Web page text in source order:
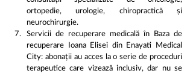
ortopedie, urologie, chiropractică și
neurochirurgie.
Servicii de recuperare medicală în Baza de
recuperare Ioana Elisei din Enayati Medical
City: abonații au acces la o serie de proceduri
terapeutice care vizează inclusiv, dar nu se